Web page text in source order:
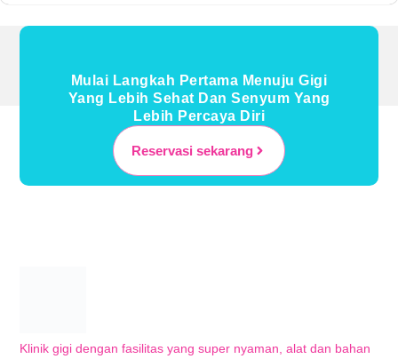
Mulai Langkah Pertama Menuju Gigi
Yang Lebih Sehat Dan Senyum Yang
Lebih Percaya Diri
Reservasi sekarang
Klinik gigi dengan fasilitas yang super nyaman, alat dan bahan